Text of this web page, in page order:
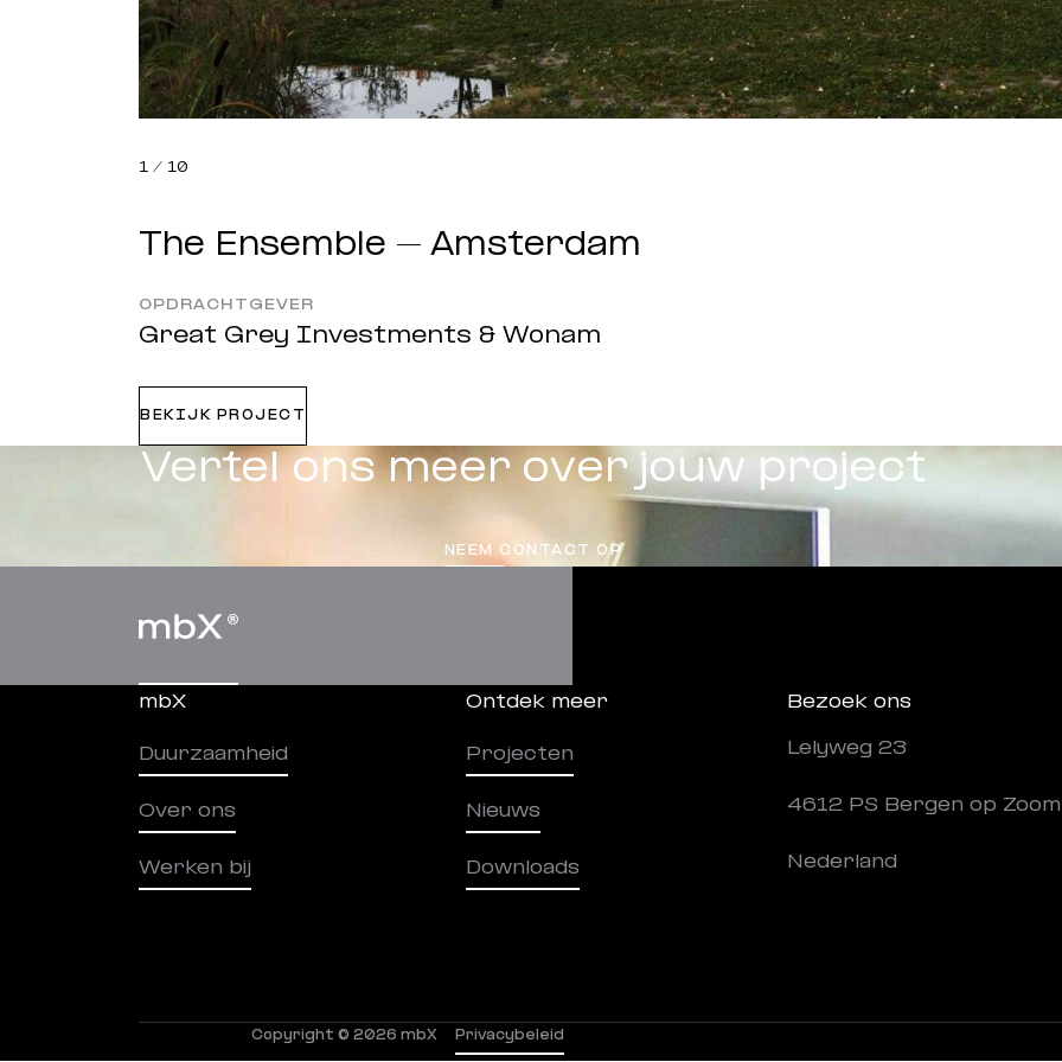
1 / 10
The Ensemble – Amsterdam
OPDRACHTGEVER
Great Grey Investments & Wonam
BEKIJK PROJECT
Vertel ons meer over jouw project
NEEM CONTACT OP
mbX
Duurzaamheid
Over ons
Werken bij
Ontdek meer
Projecten
Nieuws
Downloads
Bezoek ons
Lelyweg 23
4612 PS Bergen op Zoom
Nederland
Copyright © 2026 mbX Privacybeleid